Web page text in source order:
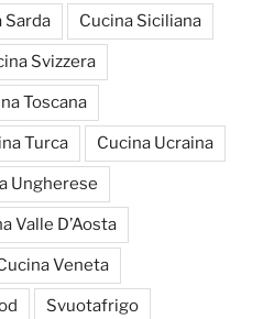
Sarda Cucina Siciliana
Svizzera
Toscana
Turca Cucina Ucraina
Ungherese
Valle D’Aosta
Veneta
Svuotafrigo